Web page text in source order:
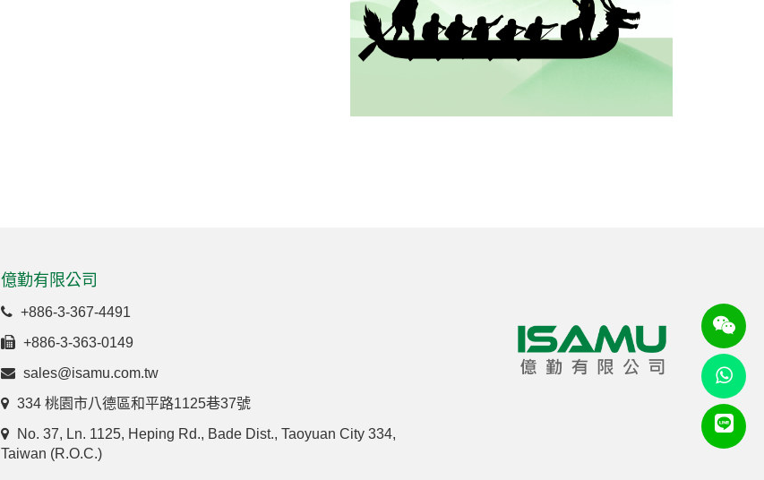
億勤有限公司
+886-3-367-4491
+886-3-363-0149
sales@isamu.com.tw
334 桃園市八德區和平路1125巷37號
No. 37, Ln. 1125, Heping Rd., Bade Dist., Taoyuan City 334,
Taiwan (R.O.C.)